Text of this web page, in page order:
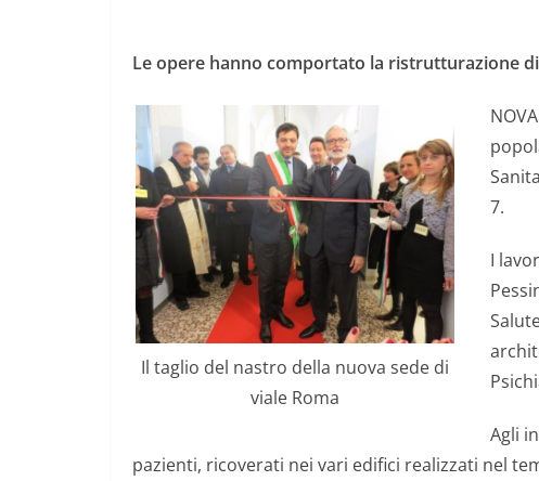
Le opere hanno comportato la ristrutturazione di
Il taglio del nastro della nuova sede di
viale Roma
7.
I
Agli
pazienti, ricoverati nei vari edifici realizzati nel